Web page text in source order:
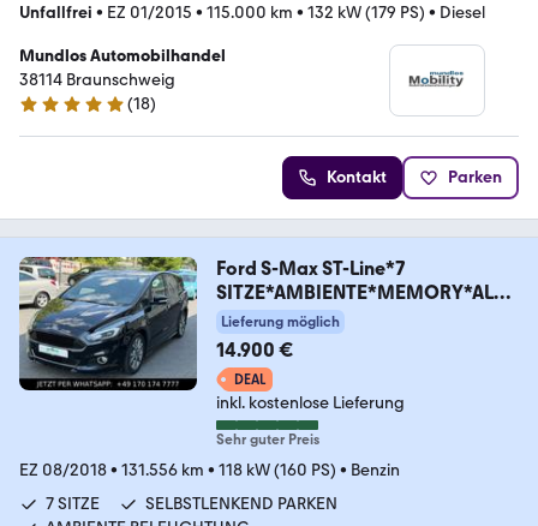
Unfallfrei • EZ 01/2015 • 115.000 km • 132 kW (179 PS) • Diesel
Mundlos Automobilhandel
38114 Braunschweig
4.8 Sterne
(18)
Kontakt Parken
Ford S-Max ST-Line*7
SITZE*AMBIENTE*MEMORY*ALCA
NTARA
Lieferung möglich
14.900 €
DEAL
inkl. kostenlose Lieferung
Sehr guter Preis
EZ 08/2018• 131.556 km • 118 kW (160 PS) • Benzin
7 SITZE
SELBSTLENKEND PARKEN